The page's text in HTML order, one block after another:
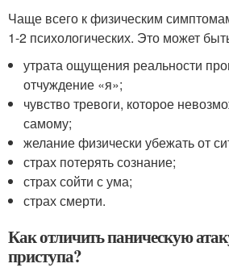
Чаще всего к физическим
1-2 психологических. Это может
утрата ощущения реальности
отчуждение «я»;
чувство тревоги, которое
самому;
желание физически убежать от
страх потерять сознание;
страх сойти с ума;
страх смерти.
Как отличить паническую
приступа?